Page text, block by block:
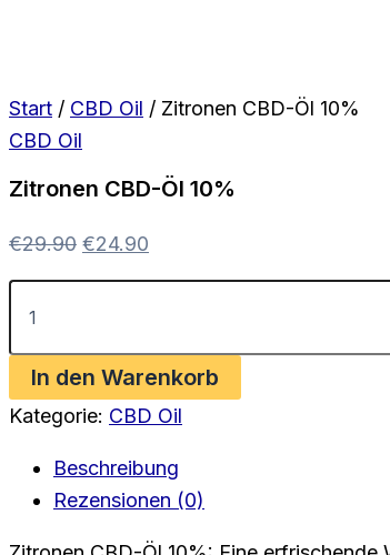
Start / CBD Oil / Zitronen CBD-Öl 10%
CBD Oil
Zitronen CBD-Öl 10%
€29.90 Ursprünglicher
Preis
€24.90
Preis
Zitronen
CBD-
10%
Menge
In den Warenkorb
Kategorie: CBD Oil
Beschreibung
Rezensionen (0)